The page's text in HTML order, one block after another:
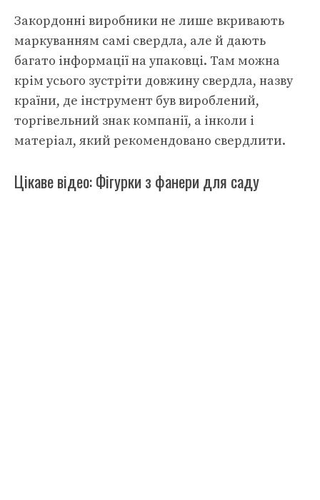
Закордонні виробники не лише вкривають
маркуванням самі свердла, але й дають
багато інформації на упаковці. Там можна
крім усього зустріти довжину свердла, назву
країни, де інструмент був вироблений,
торгівельний знак компанії, а інколи і
матеріал, який рекомендовано свердлити.
Цікаве відео: Фігурки з фанери для саду